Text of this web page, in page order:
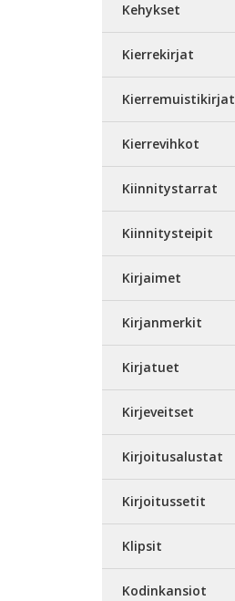
Kehykset
Kierrekirjat
Kierremuistikirjat
Kierrevihkot
Kiinnitystarrat
Kiinnitysteipit
Kirjaimet
Kirjanmerkit
Kirjatuet
Kirjeveitset
Kirjoitusalustat
Kirjoitussetit
Klipsit
Kodinkansiot